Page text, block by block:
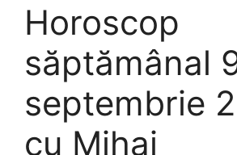
Horoscop
săptămânal
septembrie
cu Mihai